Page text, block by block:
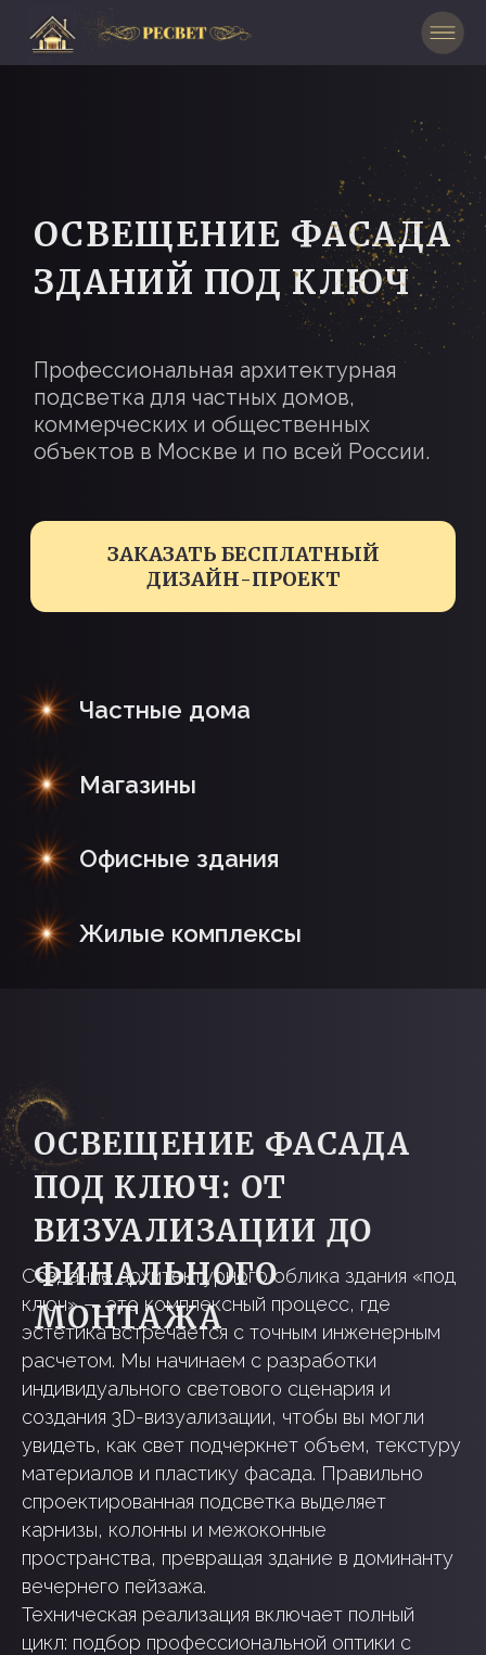
Профессиональная архитектурная
подсветка для частных домов,
коммерческих и общественных
объектов в Москве и по всей России.
ЗАКАЗАТЬ БЕСПЛАТНЫЙ
ДИЗАЙН-ПРОЕКТ
Магазины
Офисные здания
ПОД КЛЮЧ: ОТ
ВИЗУАЛИЗАЦИИ ДО
ФИНАЛЬНОГО
МОНТАЖА
Создание архитектурного облика здания «под
ключ» — это комплексный процесс, где
эстетика встречается с точным инженерным
расчетом. Мы начинаем с разработки
индивидуального светового сценария и
создания 3D-визуализации, чтобы вы могли
увидеть, как свет подчеркнет объем, текстуру
материалов и пластику фасада. Правильно
спроектированная подсветка выделяет
карнизы, колонны и межоконные
пространства, превращая здание в доминанту
вечернего пейзажа.
Техническая реализация включает полный
цикл: подбор профессиональной оптики с